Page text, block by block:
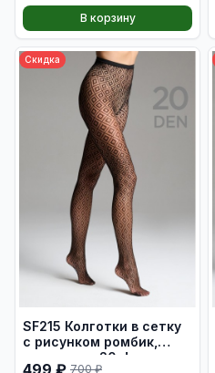
В корзину
Скидка
SF215 Колготки в сетку
с рисунком ромбик,
плотность 20 den, цвет
499 ₽ 700 ₽